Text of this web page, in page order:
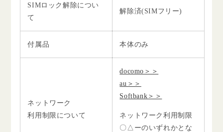
SIMロック解除につい
て
解除済(SIMフリー)
付属品 本体のみ
ネットワーク
利用制限について
docomo＞＞
au＞＞
Softbank＞＞
ネットワーク利用制限
〇△ーのいずれかとな